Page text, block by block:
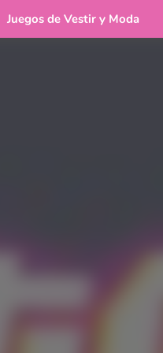
Juegos de Vestir y Moda